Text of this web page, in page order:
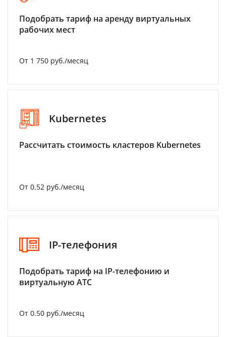
Подобрать тариф на аренду виртуальных
рабочих мест
От 1 750 руб./месяц
Kubernetes
Рассчитать стоимость кластеров Kubernetes
От 0.52 руб./месяц
IP-телефония
Подобрать тариф на IP-телефонию и
виртуальную АТС
От 0.50 руб./месяц